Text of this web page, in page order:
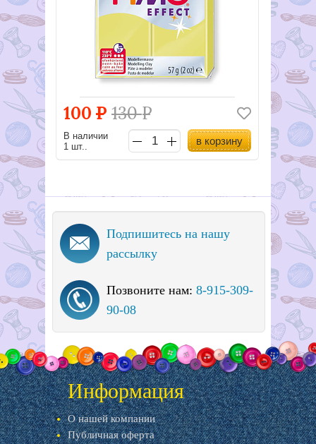
100 Р 130Р
В наличии
1 шт..
в корзину
Подпишитесь на нашу
рассылку
Позвоните нам: 8-915-309-
90-08
Информация
О нашей компании
Публичная оферта